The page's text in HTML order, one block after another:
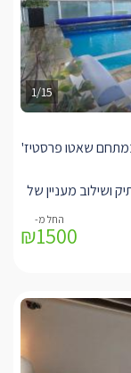
1/15
יחידות מפוארות במתחם שאטו פרסטיז'
ושילוב מעניין של
מזרן אורתופדי
כסאות עור
לסוויטה היא
₪1500